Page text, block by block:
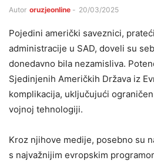
Autor oruzjeonline - 20/03/2025
Pojedini američki saveznici,
administracije u SAD, doveli su
donedavno bila nezamisliva.
Sjedinjenih Američkih Država iz
komplikacija, uključujući
vojnoj tehnologiji.
Kroz njihove medije, posebno su
s najvažnijim evropskim